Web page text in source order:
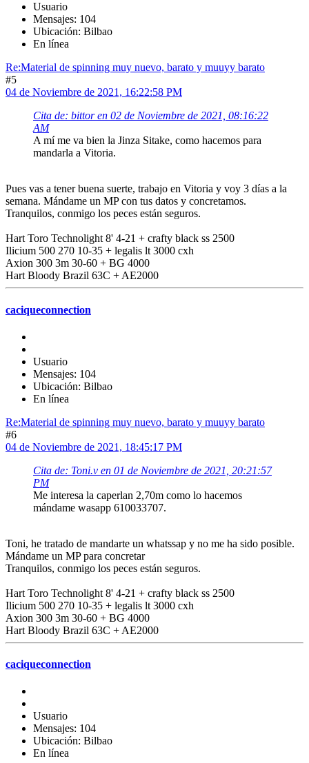
Usuario
Mensajes: 104
Ubicación: Bilbao
En línea
Re:Material de spinning muy nuevo, barato y muuyy barato
#5
04 de Noviembre de 2021, 16:22:58 PM
Cita de: bittor en 02 de Noviembre de 2021, 08:16:22
AM
A mí me va bien la Jinza Sitake, como hacemos para
mandarla a Vitoria.
Pues vas a tener buena suerte, trabajo en Vitoria y voy 3 días a la
semana. Mándame un MP con tus datos y concretamos.
Tranquilos, conmigo los peces están seguros.
Hart Toro Technolight 8' 4-21 + crafty black ss 2500
Ilicium 500 270 10-35 + legalis lt 3000 cxh
Axion 300 3m 30-60 + BG 4000
Hart Bloody Brazil 63C + AE2000
caciqueconnection
Usuario
Mensajes: 104
Ubicación: Bilbao
En línea
Re:Material de spinning muy nuevo, barato y muuyy barato
#6
04 de Noviembre de 2021, 18:45:17 PM
Cita de: Toni.v en 01 de Noviembre de 2021, 20:21:57
PM
Me interesa la caperlan 2,70m como lo hacemos
mándame wasapp 610033707.
Toni, he tratado de mandarte un whatssap y no me ha sido posible.
Mándame un MP para concretar
Tranquilos, conmigo los peces están seguros.
Hart Toro Technolight 8' 4-21 + crafty black ss 2500
Ilicium 500 270 10-35 + legalis lt 3000 cxh
Axion 300 3m 30-60 + BG 4000
Hart Bloody Brazil 63C + AE2000
caciqueconnection
Usuario
Mensajes: 104
Ubicación: Bilbao
En línea